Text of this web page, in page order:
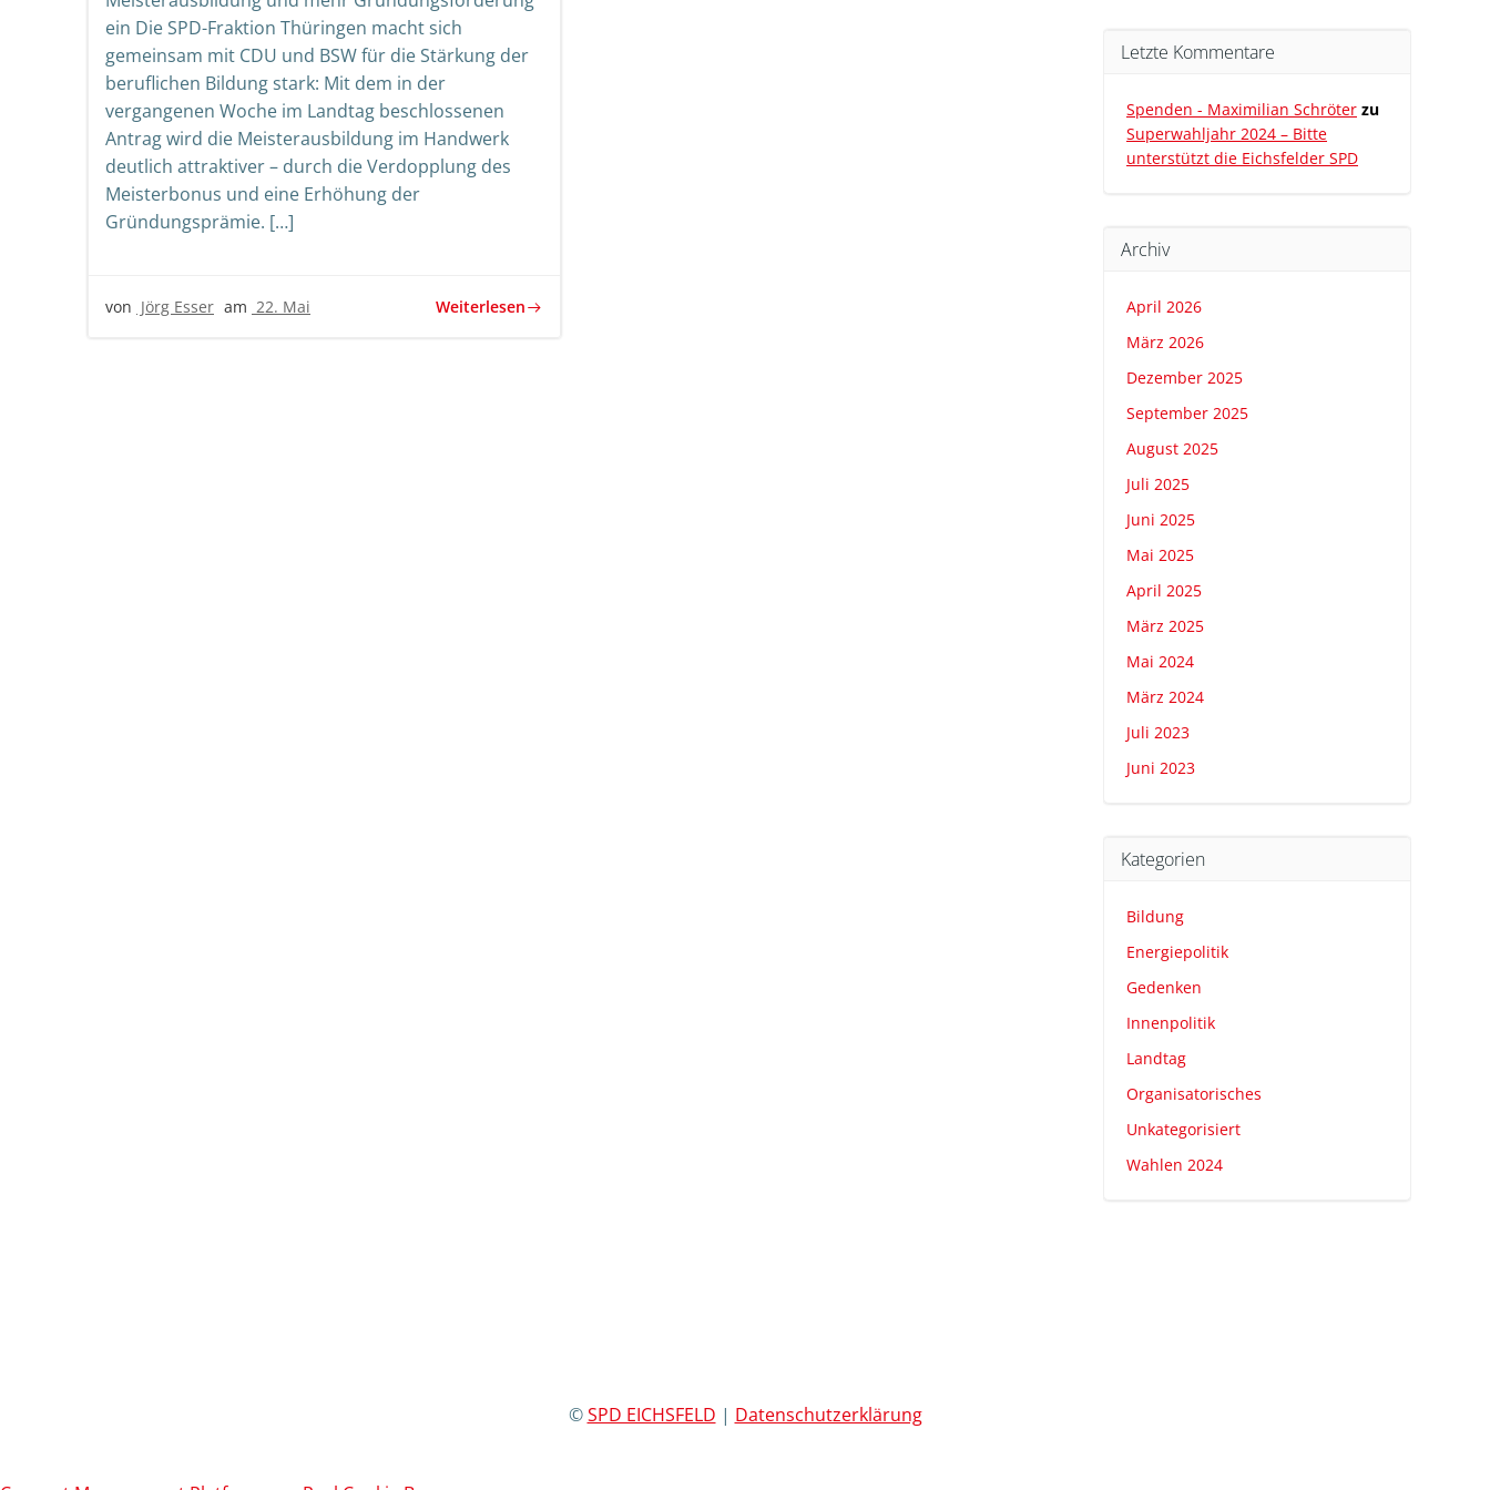
ein Die SPD-Fraktion Thüringen macht sich
gemeinsam mit CDU und BSW für die Stärkung der
beruflichen Bildung stark: Mit dem in der
vergangenen Woche im Landtag beschlossenen
Antrag wird die Meisterausbildung im Handwerk
deutlich attraktiver – durch die Verdopplung des
Meisterbonus und eine Erhöhung der
Gründungsprämie. […]
von Jörg Esser am 22. Mai Weiterlesen
Letzte Kommentare
Spenden - Maximilian Schröter zu
Superwahljahr 2024 – Bitte
unterstützt die Eichsfelder SPD
Archiv
April 2026
März 2026
Dezember 2025
September 2025
August 2025
Juli 2025
Juni 2025
Mai 2025
April 2025
März 2025
Mai 2024
März 2024
Juli 2023
Juni 2023
Kategorien
Bildung
Energiepolitik
Gedenken
Innenpolitik
Landtag
Organisatorisches
Unkategorisiert
Wahlen 2024
©SPD EICHSFELD | Datenschutzerklärung